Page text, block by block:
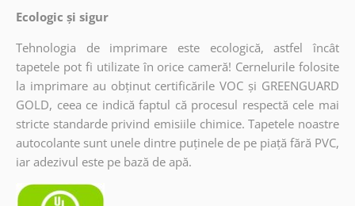
Ecologic și sigur
Tehnologia de imprimare este ecologică, astfel încât
tapetele pot fi utilizate în orice cameră! Cernelurile folosite
la imprimare au obținut certificările VOC și GREENGUARD
GOLD, ceea ce indică faptul că procesul respectă cele mai
stricte standarde privind emisiile chimice. Tapetele noastre
autocolante sunt unele dintre puținele de pe piață fără PVC,
iar adezivul este pe bază de apă.